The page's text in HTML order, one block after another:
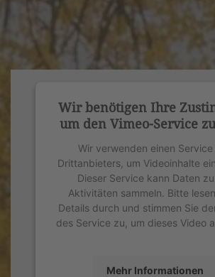
Wir benötigen Ihre
um den Vimeo-Service
Wir verwenden einen Service
Drittanbieters, um Videoinhalte
Dieser Service kann Daten
Aktivitäten sammeln. Bitte
Details durch und stimmen Sie
des Service zu, um dieses Video
Mehr Informationen